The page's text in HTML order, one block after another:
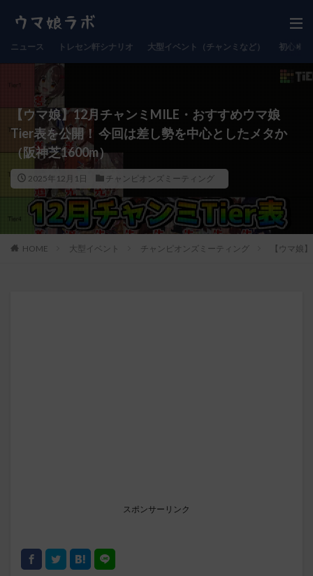
ニュース トレセン軒シナリオ 大型イベント（チャンミなど） 初心者
【ウマ娘】12月チャンミMILE・おすすめウマ娘
Tier表を公開！ 今回は差し勢を中心としたメタか
（阪神芝1600m）
2025年12月1日 チャンピオンズミーティング
HOME 大型イベント チャンピオンズミーティング 【ウマ娘
スポンサーリンク